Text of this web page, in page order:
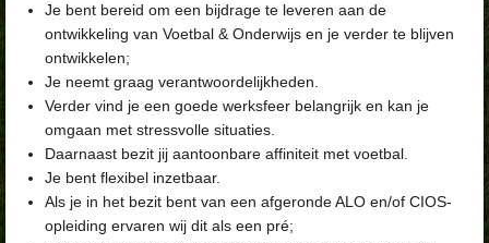
Je bent bereid om een bijdrage te leveren aan de
ontwikkeling van Voetbal & Onderwijs en je verder te blijven
ontwikkelen;
Je neemt graag verantwoordelijkheden.
Verder vind je een goede werksfeer belangrijk en kan je
omgaan met stressvolle situaties.
Daarnaast bezit jij aantoonbare affiniteit met voetbal.
Je bent flexibel inzetbaar.
Als je in het bezit bent van een afgeronde ALO en/of CIOS-
opleiding ervaren wij dit als een pré;